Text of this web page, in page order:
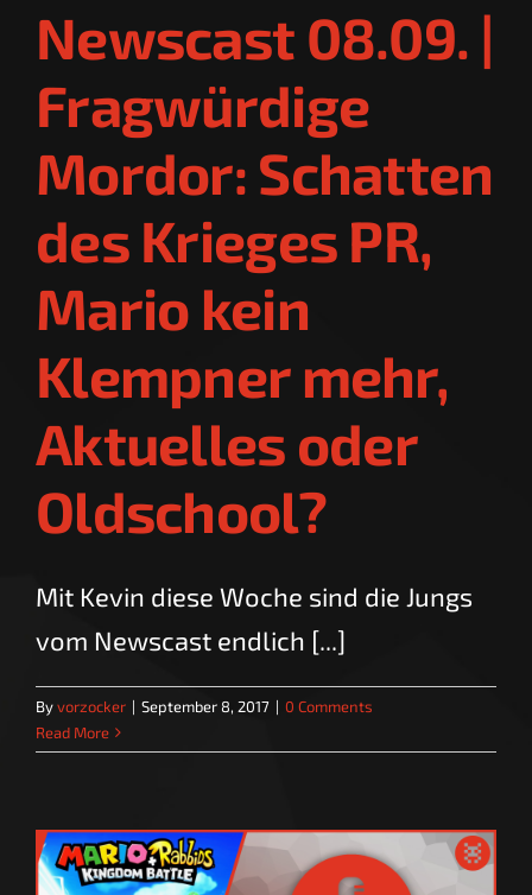
Newscast 08.09. |
Fragwürdige
Mordor: Schatten
des Krieges PR,
Mario kein
Klempner mehr,
Aktuelles oder
Oldschool?
Mit Kevin diese Woche sind die Jungs
vom Newscast endlich [...]
Byvorzocker | September 8, 2017 | 0 Comments
Read More